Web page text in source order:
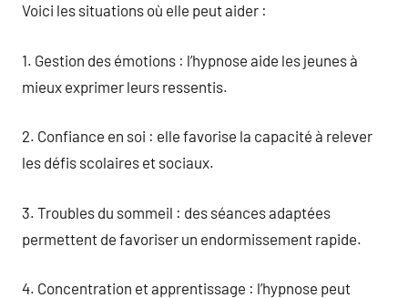
Voici les situations où elle peut aider :
1. Gestion des émotions : l’hypnose aide les jeunes à
mieux exprimer leurs ressentis.
2. Confiance en soi : elle favorise la capacité à relever
les défis scolaires et sociaux.
3. Troubles du sommeil : des séances adaptées
permettent de favoriser un endormissement rapide.
4. Concentration et apprentissage : l’hypnose peut